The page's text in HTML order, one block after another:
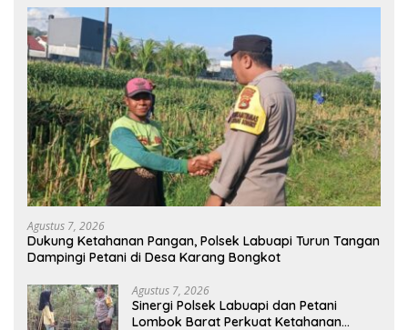
Agustus 7, 2026
Dukung Ketahanan Pangan, Polsek Labuapi Turun Tangan
Dampingi Petani di Desa Karang Bongkot
Agustus 7, 2026
Sinergi Polsek Labuapi dan Petani
Lombok Barat Perkuat Ketahanan